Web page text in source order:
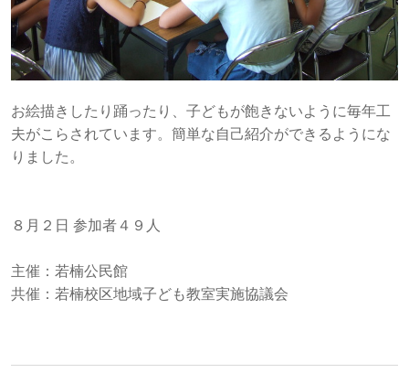
お絵描きしたり踊ったり、子どもが飽きないように毎年工
夫がこらされています。簡単な自己紹介ができるようにな
りました。
８月２日 参加者４９人
主催：若楠公民館
共催：若楠校区地域子ども教室実施協議会